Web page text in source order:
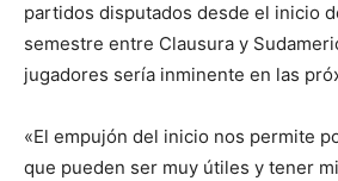
partidos disputados desde el inicio
semestre entre Clausura y
jugadores sería inminente en las
«El empujón del inicio nos permite
que pueden ser muy útiles y tener